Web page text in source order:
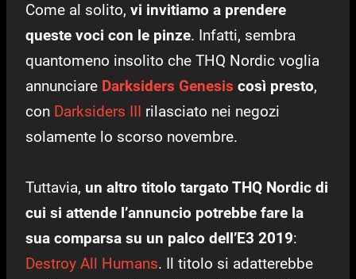
Come al solito, vi invitiamo a prendere
queste voci con le pinze. Infatti, sembra
quantomeno insolito che THQ Nordic voglia
annunciare Darksiders Genesis così presto,
con Darksiders III rilasciato nei negozi
solamente lo scorso novembre.
Tuttavia, un altro titolo targato THQ Nordic di
cui si attende l’annuncio potrebbe fare la
sua comparsa su un palco dell’E3 2019:
Destroy All Humans. Il titolo si adatterebbe